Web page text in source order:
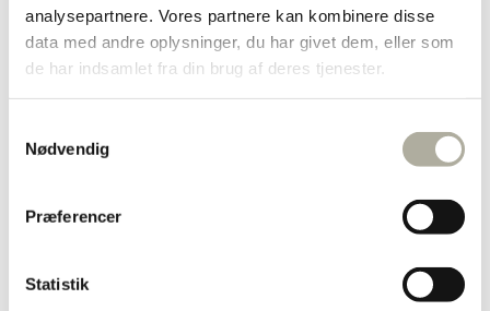
analysepartnere. Vores partnere kan kombinere disse
data med andre oplysninger, du har givet dem, eller som
de har indsamlet fra din brug af deres tjenester.
Nødvendig
Præferencer
Statistik
Børnesmykker
Børnearmbånd
Børnehalskæder
Børneøreringe
Halskæder
Broche